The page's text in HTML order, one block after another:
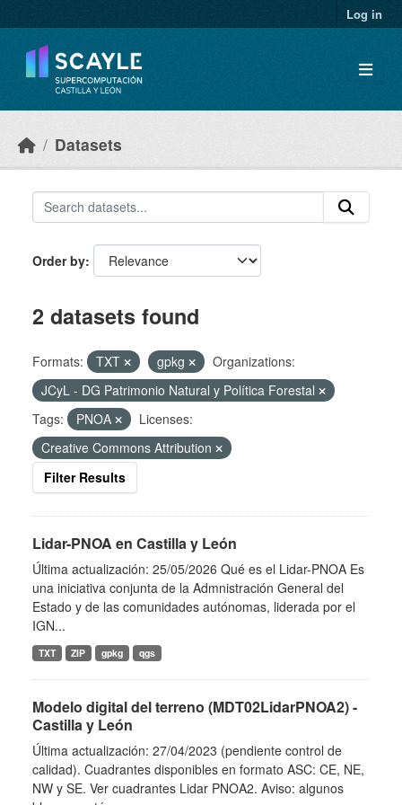
Log in
Datasets
Order by
2 datasets found
Formats: TXT gpkg
Organizations:
JCyL - DG Patrimonio Natural y Política Forestal
Tags:
PNOA
Licenses:
Creative Commons Attribution
Filter Results
Lidar-PNOA en Castilla y León
Última actualización: 25/05/2026 Qué es el Lidar-PNOA Es
una iniciativa conjunta de la Admnistración General del
Estado y de las comunidades autónomas, liderada por el
IGN...
TXT ZIP gpkg qgs
Modelo digital del terreno (MDT02LidarPNOA2) -
Castilla y León
Última actualización: 27/04/2023 (pendiente control de
calidad). Cuadrantes disponibles en formato ASC: CE, NE,
NW y SE. Ver cuadrantes Lidar PNOA2. Aviso: algunos